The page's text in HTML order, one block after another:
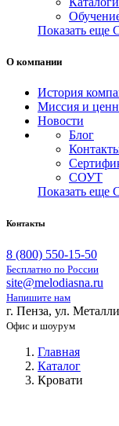
Показать еще
О компании
История
Миссия и
Новости
Блог
СОУТ
Показать еще
Контакты
8 (800) 550-15-50
Бесплатно по России
site@melodiasna.ru
Напишите нам
г. Пенза, ул.
Офис и шоурум
Главная
Каталог
Кровати